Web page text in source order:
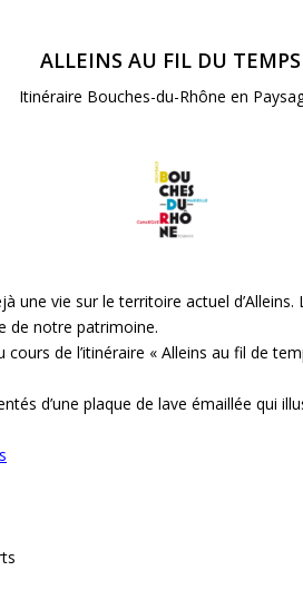
ALLEINS AU FIL DU TEMPS
Itinéraire Bouches-du-Rhône en
une vie sur le territoire actuel
de notre patrimoine.
de l’itinéraire « Alleins au fil de
d’une plaque de lave émaillée qui